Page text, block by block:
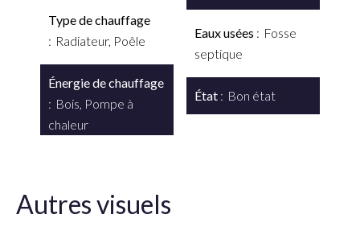
Type de chauffage
Radiateur, Poêle
Énergie de chauffage
Bois, Pompe à
chaleur
Eaux usées
Fosse
septique
État Bon état
Autres visuels